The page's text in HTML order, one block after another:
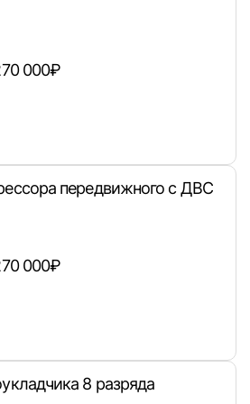
Войти с VK ID
000₽
передвижного с ДВС
000₽
8 разряда